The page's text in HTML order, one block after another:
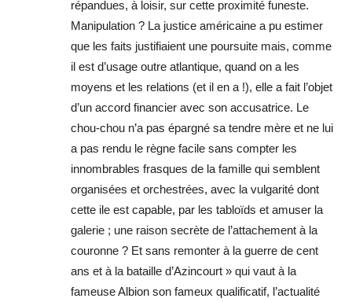
répandues, à loisir, sur cette proximité funeste.
Manipulation ? La justice américaine a pu estimer
que les faits justifiaient une poursuite mais, comme
il est d’usage outre atlantique, quand on a les
moyens et les relations (et il en a !), elle a fait l’objet
d’un accord financier avec son accusatrice. Le
chou-chou n’a pas épargné sa tendre mère et ne lui
a pas rendu le règne facile sans compter les
innombrables frasques de la famille qui semblent
organisées et orchestrées, avec la vulgarité dont
cette ile est capable, par les tabloïds et amuser la
galerie ; une raison secrète de l’attachement à la
couronne ? Et sans remonter à la guerre de cent
ans et à la bataille d’Azincourt » qui vaut à la
fameuse Albion son fameux qualificatif, l’actualité